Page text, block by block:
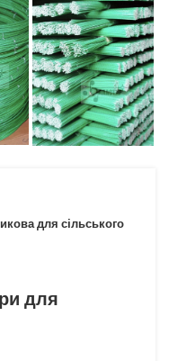
для сільського
для